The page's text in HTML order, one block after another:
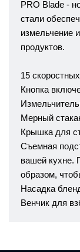
PRO Blade -
стали
измельчение
продуктов.
15
Кнопка
Мерный
Крышка для
Съемная
вашей кухне.
образом,
Насадка
Венчик для